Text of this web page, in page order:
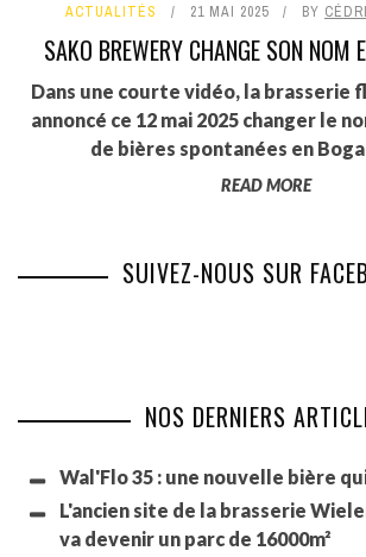
ACTUALITÉS 21 MAI 2025 BY
SAKO BREWERY CHANGE SON NOM
Dans une courte vidéo, la brasserie
annoncé ce 12 mai 2025 changer le
de bières spontanées en
READ MORE
SUIVEZ-NOUS SUR
NOS DERNIERS
Wal'Flo 35 : une nouvelle bière
L'ancien site de la brasserie
va devenir un parc de 16000m²